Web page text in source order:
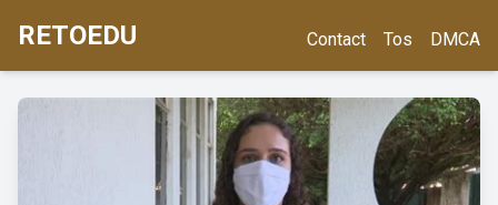
RETOEDU Contact Tos DMCA